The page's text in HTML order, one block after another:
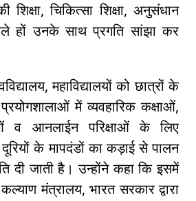
शिक्षा, चिकित्सा शिक्षा, अनुसंधान
हों उनके साथ प्रगति सांझा कर
महाविद्यालयों को छात्रों के
में व्यवहारिक कक्षाओं,
व आनलाईन परिक्षाओं के लिए
के मापदंडों का कड़ाई से पालन
दी जाती है। उन्होंने कहा कि इसमें
मंत्रालय, भारत सरकार द्वारा